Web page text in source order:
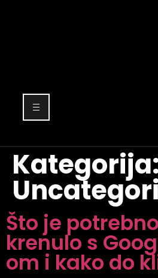
Kategorija:
Što je
krenulo s
om i kako do